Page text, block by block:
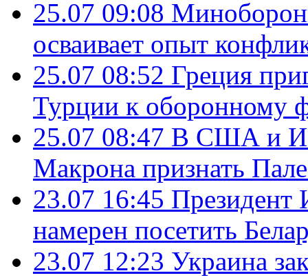
25.07 09:08
осваивает опыт
25.07 08:52 Греция
Турции к оборонному
25.07 08:47 В США и
Макрона признать
23.07 16:45 Президент
намерен посетить
23.07 12:23 Украина